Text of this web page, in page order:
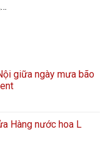
giữa ngày mưa bão
Hàng nước hoa L